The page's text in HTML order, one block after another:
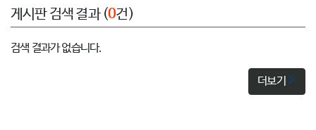
게시판 검색 결과 (0건)
검색 결과가 없습니다.
더보기